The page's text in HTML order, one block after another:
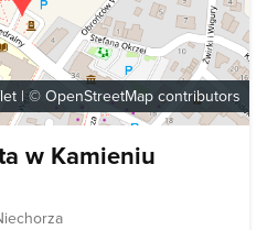
| © OpenStreetMap contributors
w Kamieniu